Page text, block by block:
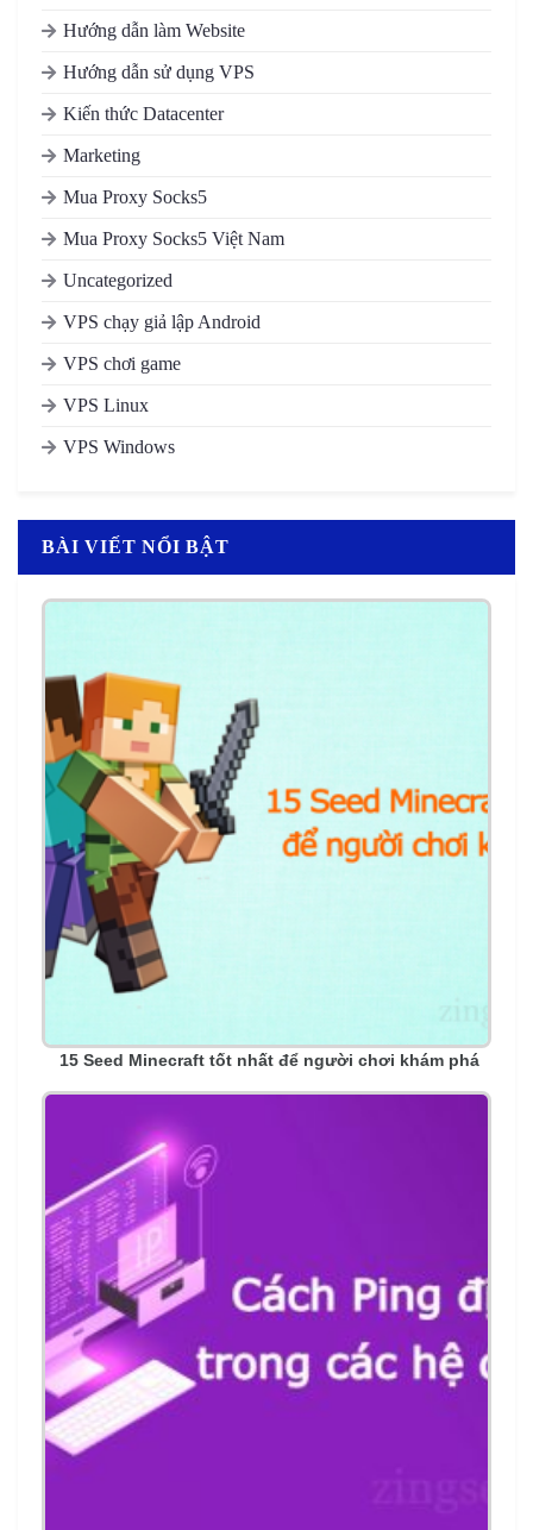
Hướng dẫn làm Website
Hướng dẫn sử dụng VPS
Kiến thức Datacenter
Marketing
Mua Proxy Socks5
Mua Proxy Socks5 Việt Nam
Uncategorized
VPS chạy giả lập Android
VPS chơi game
VPS Linux
VPS Windows
BÀI VIẾT NỔI BẬT
15 Seed Minecraft tốt nhất để người chơi khám phá